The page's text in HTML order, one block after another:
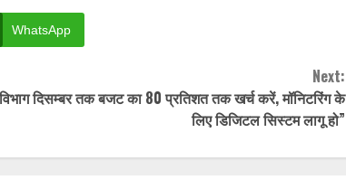
WhatsApp
Next:
दिसम्बर तक बजट का 80 प्रतिशत तक खर्च करें, मॉनिटरिंग के
लिए डिजिटल सिस्टम लागू हो”